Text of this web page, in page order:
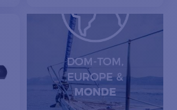
VOIR LES MODÈLES